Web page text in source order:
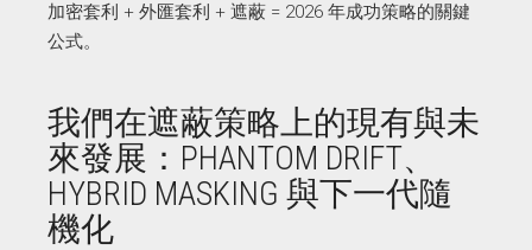
加密套利 + 外匯套利 + 遮蔽 = 2026 年成功策略的關鍵
公式。
我們在遮蔽策略上的現有與未
來發展：PHANTOM DRIFT、
HYBRID MASKING 與下一代隨
機化